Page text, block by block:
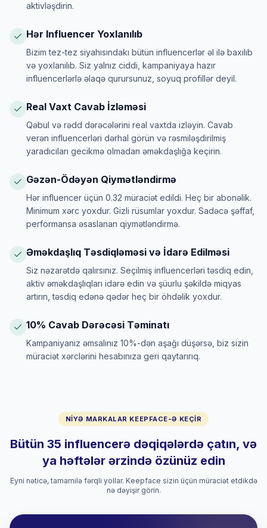
aktivləşdirin.
Hər Influencer Yoxlanılıb
Bizim tez-tez siyahısındakı bütün influencerlər əl ilə baxılıb
və yoxlanılıb. Siz yalnız ciddi, kampaniyaya hazır
influencerlərlə əlaqə qurursunuz, soyuq profillər deyil.
Real Vaxt Cavab İzləməsi
Qəbul və rədd dərəcələrini real vaxtda izləyin. Cavab
verən influencerləri dərhal görün və rəsmiləşdirilmiş
yaradıcıları gecikmə olmadan əməkdaşlığa keçirin.
Gəzən-Ödəyən Qiymətləndirmə
Hər influencer üçün 0.32 müraciət edildi. Heç bir abonəlik.
Minimum xərc yoxdur. Gizli rüsumlar yoxdur. Sadəcə şəffaf,
performansa əsaslanan qiymətləndirmə.
Əməkdaşlıq Təsdiqləməsi və İdarə Edilməsi
Siz nəzarətdə qalırsınız. Seçilmiş influencerləri təsdiq edin,
aktiv əməkdaşlıqları idarə edin və şüurlu şəkildə miqyas
artırın, təsdiq edənə qədər heç bir öhdəlik yoxdur.
10% Cavab Dərəcəsi Təminatı
Kampaniyanız əmsalınız 10%-dən aşağı düşərsə, biz sizin
müraciət xərclərini hesabınıza geri qaytarırıq.
NIYƏ MARKALAR KEEPFACE-Ə KEÇIR
Bütün 35 influencerə dəqiqələrdə çatın, və
ya həftələr ərzində özünüz edin
Eyni nəticə, tamamilə fərqli yollar. Keepface sizin üçün müraciət etdikdə
nə dəyişir görin.